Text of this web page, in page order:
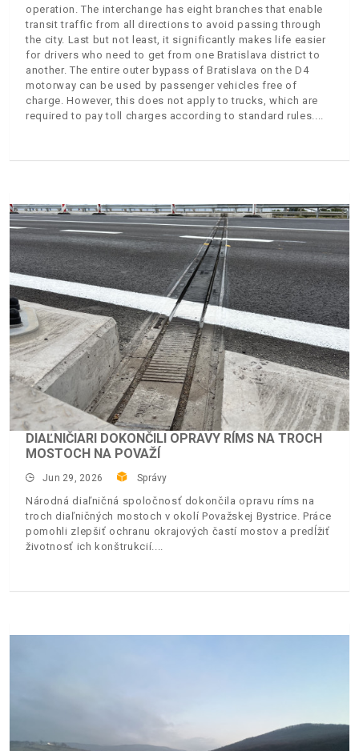
operation. The interchange has eight branches that enable
transit traffic from all directions to avoid passing through
the city. Last but not least, it significantly makes life easier
for drivers who need to get from one Bratislava district to
another. The entire outer bypass of Bratislava on the D4
motorway can be used by passenger vehicles free of
charge. However, this does not apply to trucks, which are
required to pay toll charges according to standard rules.
DIAĽNIČIARI DOKONČILI OPRAVY RÍMS NA TROCH
MOSTOCH NA POVAŽÍ
Jun 29, 2026 Správy
Národná diaľničná spoločnosť dokončila opravu ríms na
troch diaľničných mostoch v okolí Považskej Bystrice. Práce
pomohli zlepšiť ochranu okrajových častí mostov a predĺžiť
životnosť ich konštrukcií.